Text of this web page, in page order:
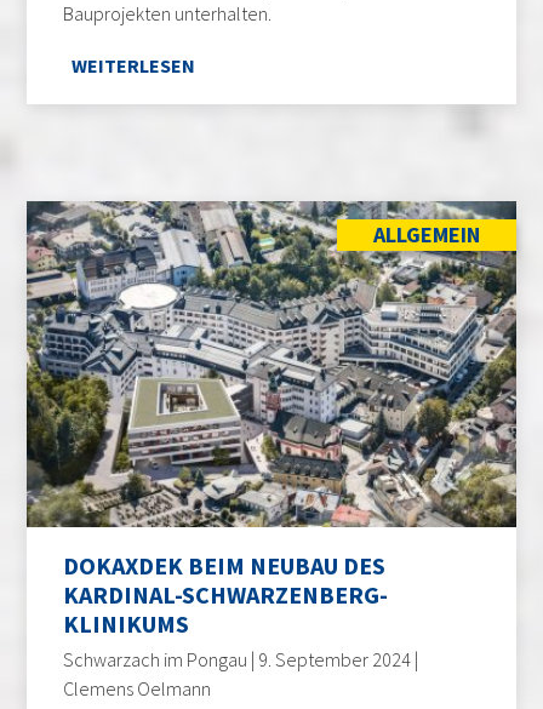
Bauprojekten unterhalten.
WEITERLESEN
ALLGEMEIN
DOKAXDEK BEIM NEUBAU DES
KARDINAL-SCHWARZENBERG-
KLINIKUMS
Schwarzach im Pongau | 9. September 2024 |
Clemens Oelmann